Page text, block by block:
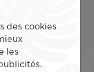
désormais plus
étape, le
des cookies
les